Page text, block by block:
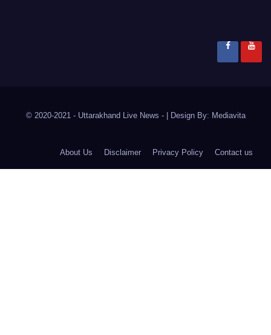
© 2020-2021 - Uttarakhand Live News - Design By: Mediavita
About Us Disclaimer Privacy Policy Contact us